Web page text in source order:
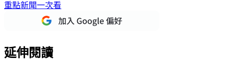
重點新聞一次看
延伸閱讀